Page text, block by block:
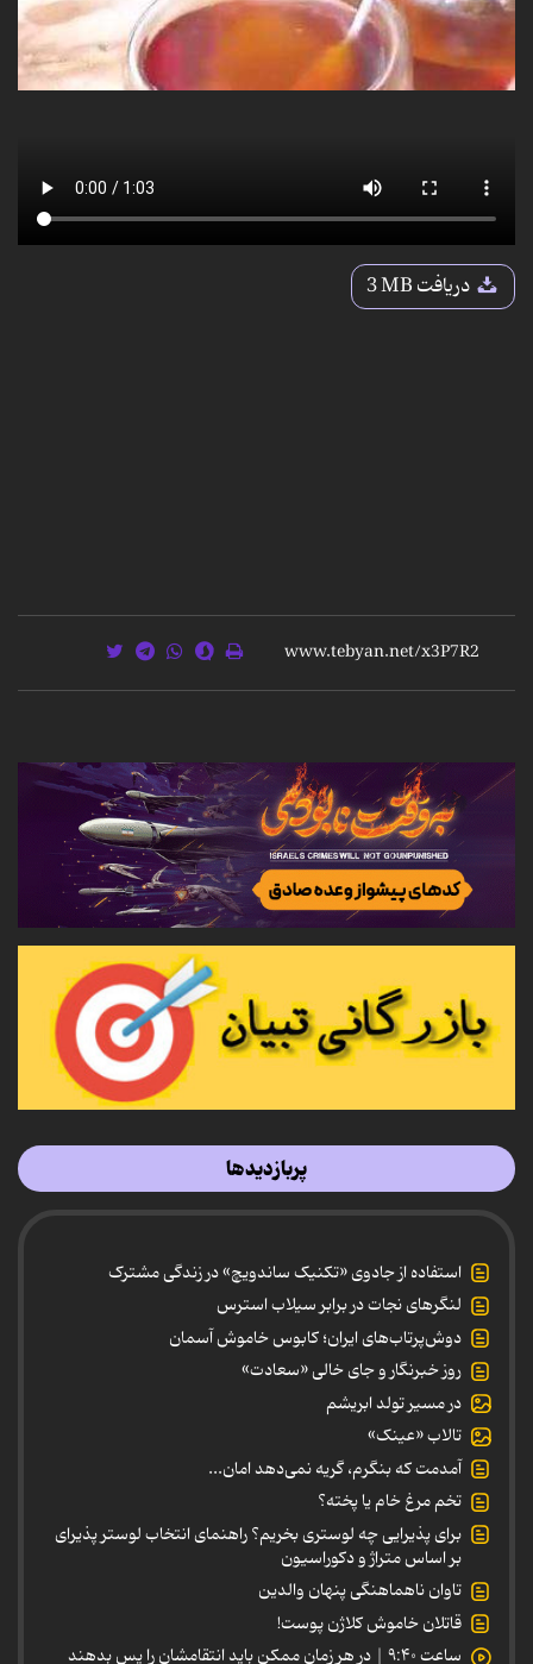
دریافت3 MB
پربازدیدها
استفاده از جادوی «تکنیک ساندویچ» در زندگی مشترک
لنگرهای نجات در برابر سیلاب استرس
دوش‌پرتاب‌های ایران؛ کابوس خاموش آسمان
روز خبرنگار و جای خالی «سعادت»
در مسیر تولد ابریشم
تالاب «عینک»
آمدمت که بنگرم، گریه نمی‌دهد امان...
تخم مرغ خام یا پخته؟
برای پذیرایی چه لوستری بخریم؟ راهنمای انتخاب لوستر پذیرای
بر اساس متراژ و دکوراسیون
تاوان ناهماهنگی پنهان والدین
قاتلان خاموش کلاژن پوست!
ساعت ۹:۴۰ | در هر زمان ممکن باید انتقامشان را پس بدهند